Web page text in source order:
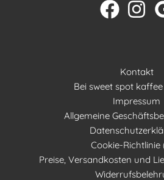
Kontakt
Bei sweet spot
Impressum
Allgemeine
Cookie-Richtlinie
Preise, Versandkosten und